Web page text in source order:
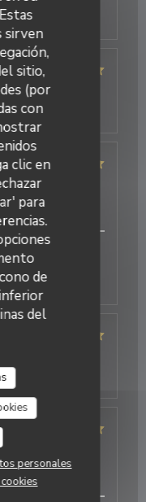
sirven
sitio,
(por
con
clic en
para
de
del
personales
Service,
5 Calidad / Precio
/5
et très
et
5/5
5/5 Calidad / Precio
J